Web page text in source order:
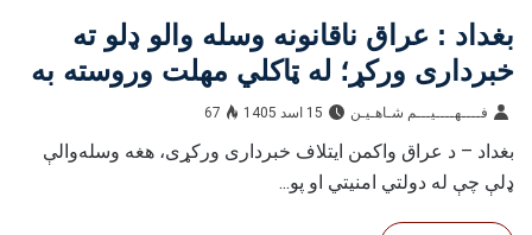
بغداد : عراق ناقانونه وسله‌ والو ډلو ته
خبرداری ورکړ؛ له ټاکلي مهلت وروسته به
د ترهګرۍ ضد قانون پلی شي
فــــهــــيـــم شـاهـیـن‎‎ 15 اسد 1405 67
بغداد – د عراق واکمن ایتلاف خبرداری ورکړی، هغه وسله‌والې
ډلې چې له دولتي امنیتي او پو...